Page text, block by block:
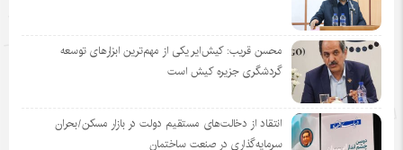
محسن قریب: کیش‌ایر یکی از مهم‌ترین ابزارهای توسعه
گردشگری جزیره کیش است
انتقاد از دخالت‌های مستقیم دولت در بازار مسکن/بحران
سرمایه‌گذاری در صنعت ساختمان